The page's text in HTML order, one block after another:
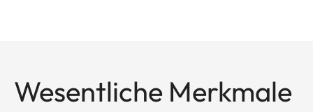
Wesentliche Merkmale